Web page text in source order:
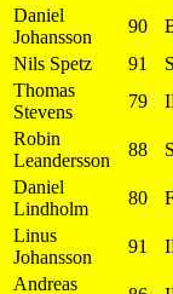
Daniel
Johansson
90
Nils Spetz
91
Thomas
Stevens
79
Robin
Leandersson
88
Daniel
Lindholm
80
Linus
Johansson
91
Andreas